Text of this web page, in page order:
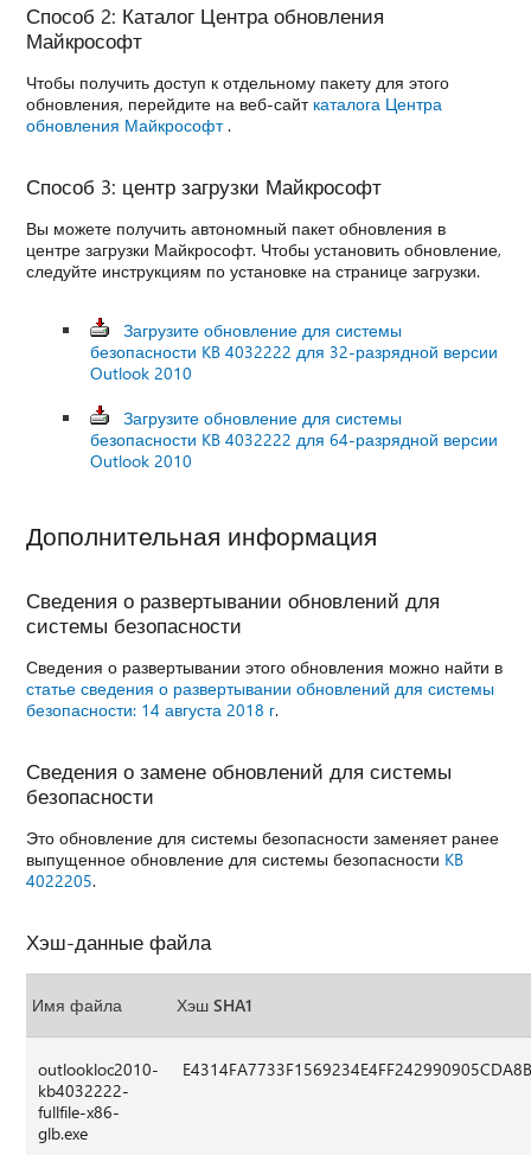
Способ 2: Каталог Центра обновления
Майкрософт
Чтобы получить доступ к отдельному пакету для этого
обновления, перейдите на веб-сайт каталога Центра
обновления Майкрософт.
Способ 3: центр загрузки Майкрософт
Вы можете получить автономный пакет обновления в
центре загрузки Майкрософт. Чтобы установить обновление,
следуйте инструкциям по установке на странице загрузки.
Загрузите обновление для системы
безопасности KB 4032222 для 32-разрядной версии
Outlook 2010
Загрузите обновление для системы
безопасности KB 4032222 для 64-разрядной версии
Outlook 2010
Дополнительная информация
Сведения о развертывании обновлений для
системы безопасности
Сведения о развертывании этого обновления можно найти в
статье сведения о развертывании обновлений для системы
безопасности: 14 августа 2018 г.
Сведения о замене обновлений для системы
безопасности
Это обновление для системы безопасности заменяет ранее
выпущенное обновление для системы безопасности KB
4022205.
Хэш-данные файла
Имя файла Хэш SHA1
outlookloc2010-
kb4032222-
fullfile-x86-
glb.exe